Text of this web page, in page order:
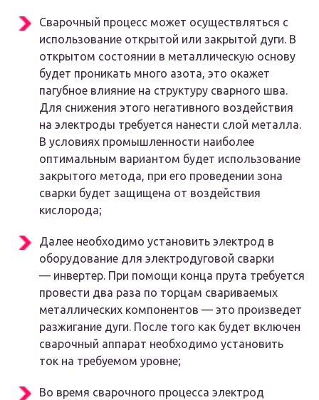
Сварочный процесс может осуществляться с
использование открытой или закрытой дуги. В
открытом состоянии в металлическую основу
будет проникать много азота, это окажет
пагубное влияние на структуру сварного шва.
Для снижения этого негативного воздействия
на электроды требуется нанести слой металла.
В условиях промышленности наиболее
оптимальным вариантом будет использование
закрытого метода, при его проведении зона
сварки будет защищена от воздействия
кислорода;
Далее необходимо установить электрод в
оборудование для электродуговой сварки
— инвертер. При помощи конца прута требуется
провести два раза по торцам свариваемых
металлических компонентов — это произведет
разжигание дуги. После того как будет включен
сварочный аппарат необходимо установить
ток на требуемом уровне;
Во время сварочного процесса электрод